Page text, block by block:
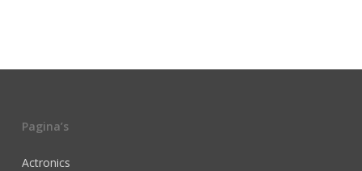
Pagina’s
Actronics